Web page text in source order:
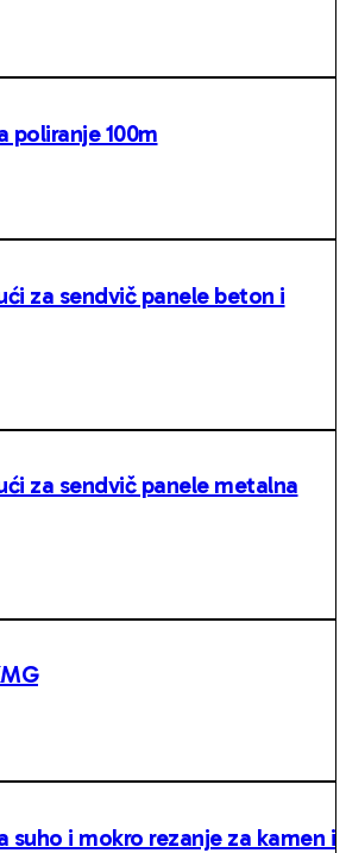
poliranje 100m
za sendvič panele beton i
za sendvič panele metalna
suho i mokro rezanje za kamen i